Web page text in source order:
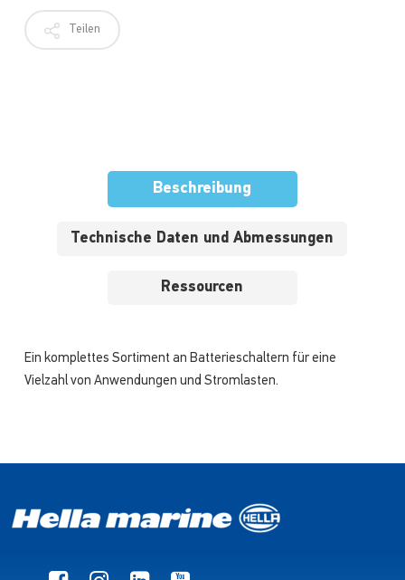
Teilen
Beschreibung
Technische Daten und Abmessungen
Ressourcen
Ein komplettes Sortiment an Batterieschaltern für eine
Vielzahl von Anwendungen und Stromlasten.